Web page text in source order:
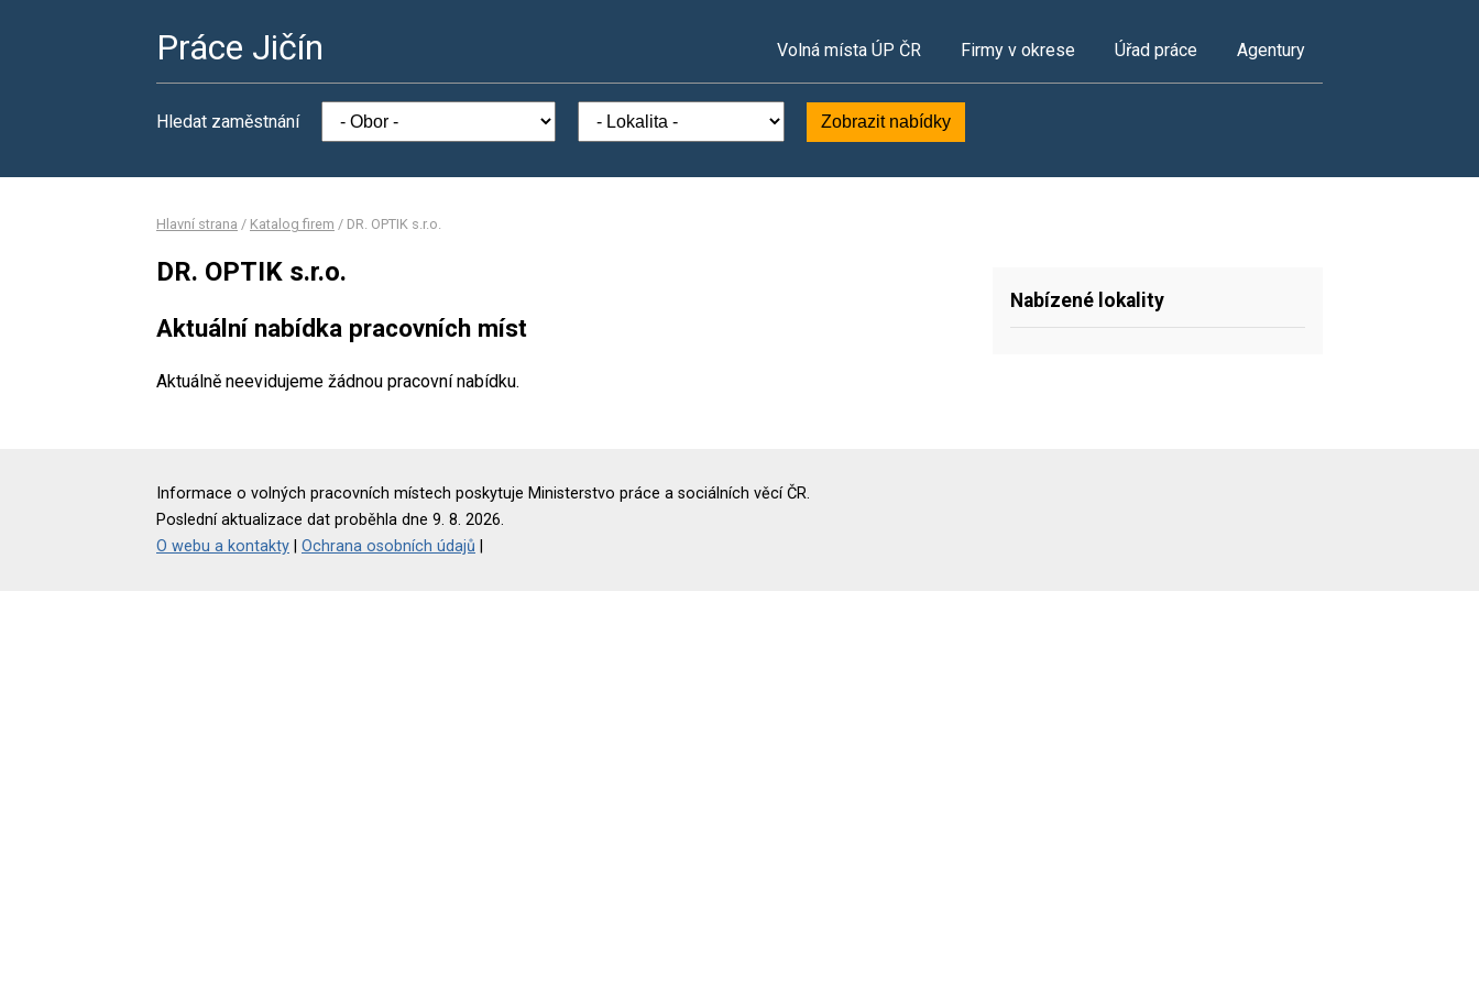
Práce Jičín Volná místa ÚP ČR Firmy v okrese Úřad práce Agentury
Hledat zaměstnání Zobrazit nabídky
Hlavní strana / Katalog firem / DR. OPTIK s.r.o.
DR. OPTIK s.r.o.
Aktuální nabídka pracovních míst
Aktuálně neevidujeme žádnou pracovní nabídku.
Nabízené lokality
Informace o volných pracovních místech poskytuje Ministerstvo práce a sociálních věcí ČR.
Poslední aktualizace dat proběhla dne 9. 8. 2026.
O webu a kontakty
Ochrana osobních údajů